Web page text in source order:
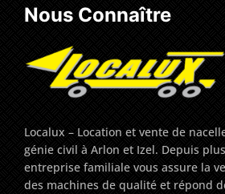
Nous Connaître
Localux – Location et vente de
génie civil à Arlon et Izel. Depuis
entreprise familiale vous assure la
des machines de qualité et répond